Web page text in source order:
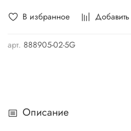
В избранное
арт. 888905-02-5G
Описание